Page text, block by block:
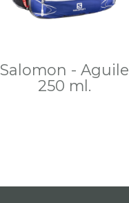
Salomon - Aguile
250 ml.